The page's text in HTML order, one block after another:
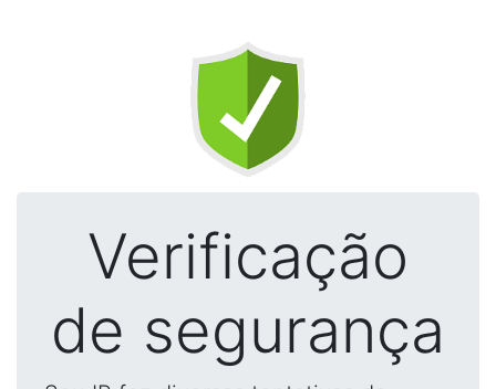
Verificação
de segurança